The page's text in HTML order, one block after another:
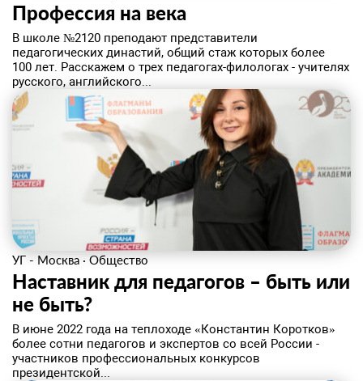
Профессия на века
В школе №2120 преподают представители
педагогических династий, общий стаж которых более
100 лет. Расскажем о трех педагогах-филологах - учителях
русского, английского...
УГ - Москва · Общество
Наставник для педагогов – быть или
не быть?
В июне 2022 года на теплоходе «Константин Коротков»
более сотни педагогов и экспертов со всей России -
участников профессиональных конкурсов
президентской...